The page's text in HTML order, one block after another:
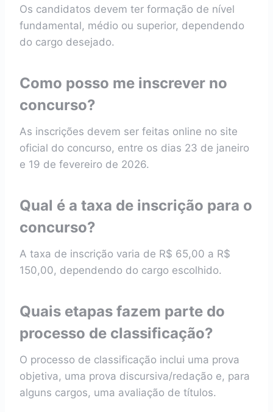
Os candidatos devem ter formação de nível
fundamental, médio ou superior, dependendo
do cargo desejado.
Como posso me inscrever no
concurso?
As inscrições devem ser feitas online no site
oficial do concurso, entre os dias 23 de janeiro
e 19 de fevereiro de 2026.
Qual é a taxa de inscrição para o
concurso?
A taxa de inscrição varia de R$ 65,00 a R$
150,00, dependendo do cargo escolhido.
Quais etapas fazem parte do
processo de classificação?
O processo de classificação inclui uma prova
objetiva, uma prova discursiva/redação e, para
alguns cargos, uma avaliação de títulos.